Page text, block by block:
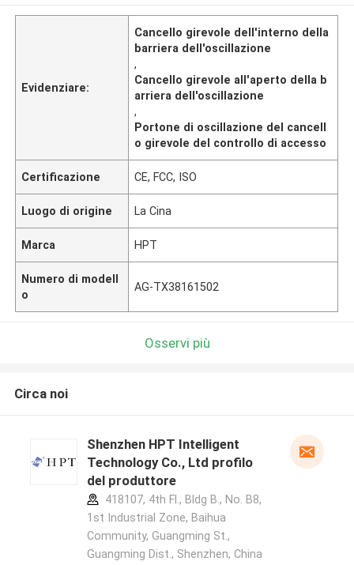
Evidenziare:
Cancello girevole dell'interno della
barriera dell'oscillazione
,
Cancello girevole all'aperto della b
arriera dell'oscillazione
,
Portone di oscillazione del cancell
o girevole del controllo di accesso
Certificazione CE, FCC, ISO
Luogo di origine La Cina
Marca HPT
Numero di modell
o
AG-TX38161502
Osservi più
Circa noi
Shenzhen HPT Intelligent
Technology Co., Ltd profilo
del produttore
418107, 4th Fl., Bldg B., No. B8,
1st Industrial Zone, Baihua
Community, Guangming St.,
Guangming Dist., Shenzhen, China